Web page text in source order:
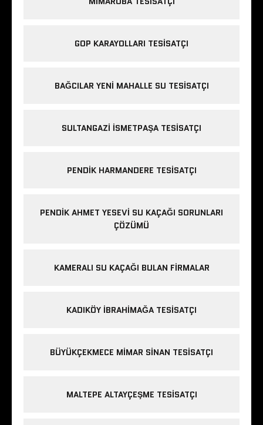
GOP KARAYOLLARI TESISATÇI
BAĞCILAR YENI MAHALLE SU TESISATÇI
SULTANGAZI ISMETPAŞA TESISATÇI
PENDIK HARMANDERE TESISATÇI
PENDIK AHMET YESEVI SU KAÇAĞI SORUNLARI
ÇÖZÜMÜ
KAMERALI SU KAÇAĞI BULAN FIRMALAR
KADIKÖY IBRAHIMAĞA TESISATÇI
BÜYÜKÇEKMECE MIMAR SINAN TESISATÇI
MALTEPE ALTAYÇEŞME TESISATÇI